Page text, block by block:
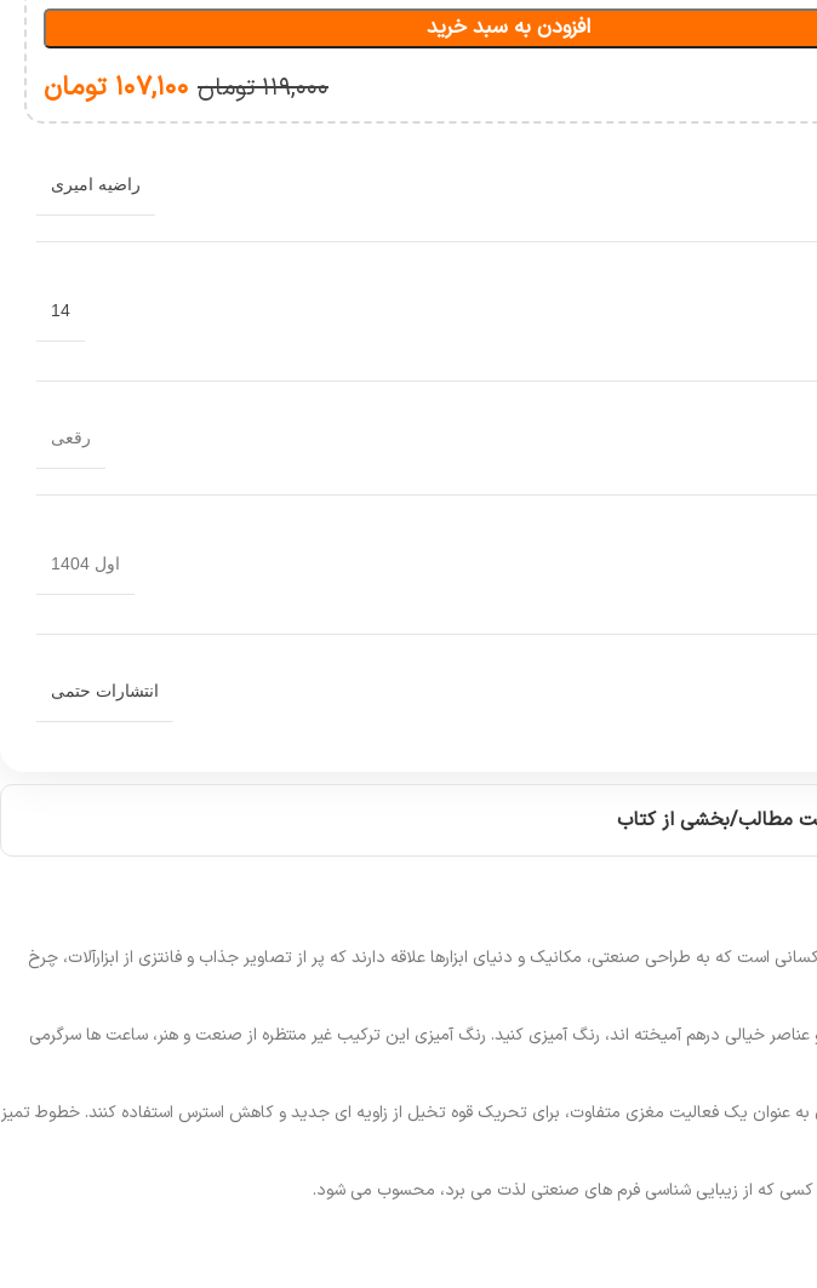
افزودن به سبد خرید
۱۱۹,۰۰۰ تومان ۱۰۷,۱۰۰ تومان
راضیه امیری
14
رقعی
اول 1404
انتشارات حتمی
مطالب/بخشی از کتاب
است که به طراحی صنعتی، مکانیک و دنیای ابزارها علاقه دارند که پر از تصاویر جذاب و فانتزی از ابزارآلات، چرخ
خیالی درهم آمیخته اند، رنگ آمیزی کنید. رنگ آمیزی این ترکیب غیر منتظره از صنعت و هنر، ساعت ها سرگرمی
به عنوان یک فعالیت مغزی متفاوت، برای تحریک قوه تخیل از زاویه ای جدید و کاهش استرس استفاده کنند. خطوط تمیز